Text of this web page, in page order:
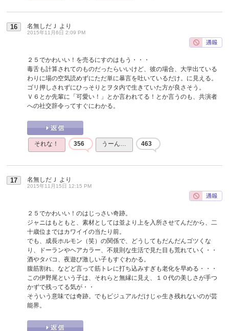
16 名無しだＪ より
2015年11月6日 2:09 PM
２５でかわいい！を売るにすのはもう・・・
毒舌も計算されてのものだったらいいけど、彼の場合、大学出ている
わりに場の空気読めずにただ単に暴言を吐いているだけ。に見える。
ゴリ押しされずにひっそりとヲタ内で生きていた方が良さそう。
Ｖ６とか先輩に「可愛い！」とか言われてる！とか言うのも、共演者
への社交辞令ってすぐにわかる。
それな！ 356 うーん… 463
17 名無しだＪ より
2015年11月15日 12:15 PM
２５でかわいい！のはじっさい奇跡。
ジャニはもともと、素材としては並より上を入所させてんだから、二
十歳位まではカワイイの当たり前。
でも、成長ホルモン（笑）の関係で、どうしてもだんだんゴツくな
り、ドーランやヘアカラー、不規則な生活で見た目も荒れていく・・
酒やタバコ、夜遊び激しい子もすぐわかる。
腹筋割れ、などど言って筋トレに打ち込みすぎも老化を早める・・・
この伊野尾という子は、それらと無縁に見え、１０代の美しさが手つ
かずで残ってる気が・・
そういう意味では奇跡。でもビジュアルだけじゃ生き残れないのが芸
能界。